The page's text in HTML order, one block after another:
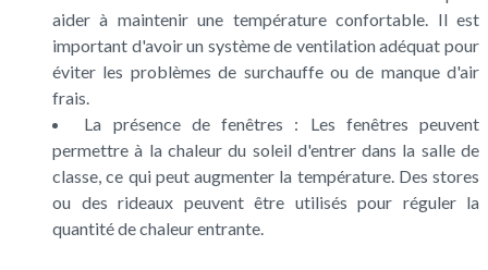
aider à maintenir une température confortable. Il est
important d'avoir un système de ventilation adéquat pour
éviter les problèmes de surchauffe ou de manque d'air
frais.
La présence de fenêtres : Les fenêtres peuvent
permettre à la chaleur du soleil d'entrer dans la salle de
classe, ce qui peut augmenter la température. Des stores
ou des rideaux peuvent être utilisés pour réguler la
quantité de chaleur entrante.